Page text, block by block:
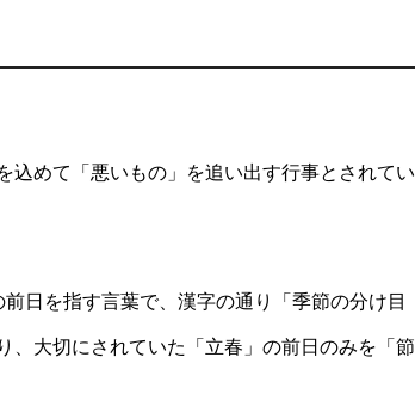
込めて「悪いもの」を追い出す行事とされてい
日を指す言葉で、漢字の通り「季節の分け目
、大切にされていた「立春」の前日のみを「節